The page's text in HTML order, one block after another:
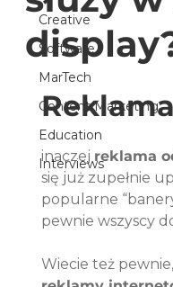
Creative
Software
MarTech
Content Marketing
Education
Interviews
inaczej reklama
się już zupełnie
popularne
pewnie wszyscy
Wiecie też